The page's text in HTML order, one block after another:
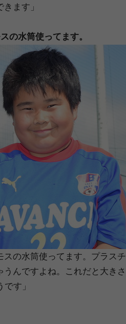
ます」
の水筒使ってます。
スの水筒使ってます。プラスチ
んですよね。これだと大きさ
す」